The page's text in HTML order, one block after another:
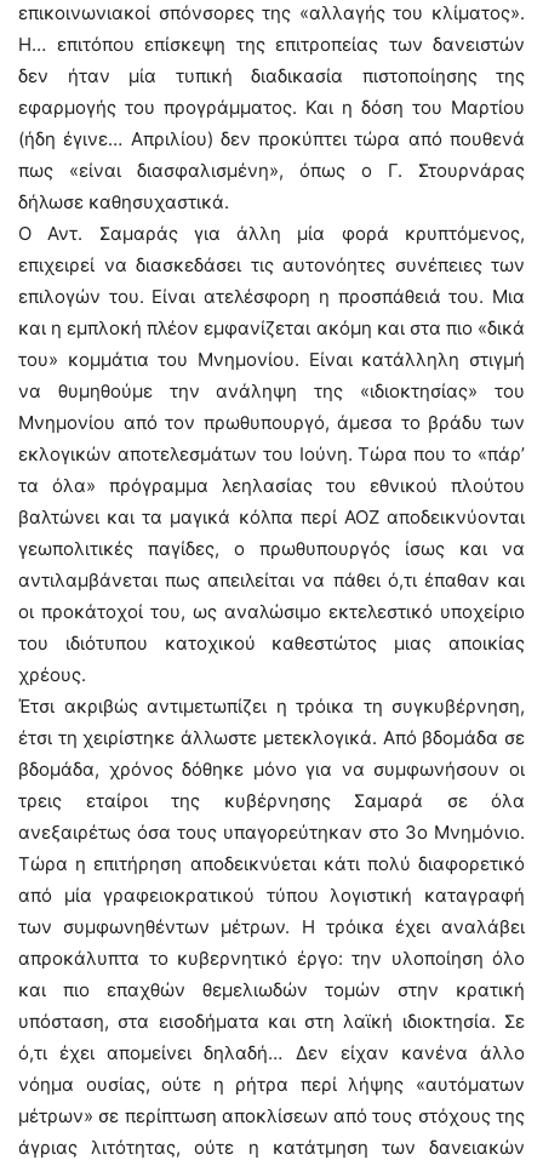
επικοινωνιακοί σπόνσορες της «αλλαγής του κλίματος».
Η… επιτόπου επίσκεψη της επιτροπείας των δανειστών
δεν ήταν μία τυπική διαδικασία πιστοποίησης της
εφαρμογής του προγράμματος. Και η δόση του Μαρτίου
(ήδη έγινε… Απριλίου) δεν προκύπτει τώρα από πουθενά
πως «είναι διασφαλισμένη», όπως ο Γ. Στουρνάρας
δήλωσε καθησυχαστικά.
Ο Αντ. Σαμαράς για άλλη μία φορά κρυπτόμενος,
επιχειρεί να διασκεδάσει τις αυτονόητες συνέπειες των
επιλογών του. Είναι ατελέσφορη η προσπάθειά του. Μια
και η εμπλοκή πλέον εμφανίζεται ακόμη και στα πιο «δικά
του» κομμάτια του Μνημονίου. Είναι κατάλληλη στιγμή
να θυμηθούμε την ανάληψη της «ιδιοκτησίας» του
Μνημονίου από τον πρωθυπουργό, άμεσα το βράδυ των
εκλογικών αποτελεσμάτων του Ιούνη. Τώρα που το «πάρ’
τα όλα» πρόγραμμα λεηλασίας του εθνικού πλούτου
βαλτώνει και τα μαγικά κόλπα περί ΑΟΖ αποδεικνύονται
γεωπολιτικές παγίδες, ο πρωθυπουργός ίσως και να
αντιλαμβάνεται πως απειλείται να πάθει ό,τι έπαθαν και
οι προκάτοχοί του, ως αναλώσιμο εκτελεστικό υποχείριο
του ιδιότυπου κατοχικού καθεστώτος μιας αποικίας
χρέους.
Έτσι ακριβώς αντιμετωπίζει η τρόικα τη συγκυβέρνηση,
έτσι τη χειρίστηκε άλλωστε μετεκλογικά. Από βδομάδα σε
βδομάδα, χρόνος δόθηκε μόνο για να συμφωνήσουν οι
τρεις εταίροι της κυβέρνησης Σαμαρά σε όλα
ανεξαιρέτως όσα τους υπαγορεύτηκαν στο 3ο Μνημόνιο.
Τώρα η επιτήρηση αποδεικνύεται κάτι πολύ διαφορετικό
από μία γραφειοκρατικού τύπου λογιστική καταγραφή
των συμφωνηθέντων μέτρων. Η τρόικα έχει αναλάβει
απροκάλυπτα το κυβερνητικό έργο: την υλοποίηση όλο
και πιο επαχθών θεμελιωδών τομών στην κρατική
υπόσταση, στα εισοδήματα και στη λαϊκή ιδιοκτησία. Σε
ό,τι έχει απομείνει δηλαδή… Δεν είχαν κανένα άλλο
νόημα ουσίας, ούτε η ρήτρα περί λήψης «αυτόματων
μέτρων» σε περίπτωση αποκλίσεων από τους στόχους της
άγριας λιτότητας, ούτε η κατάτμηση των δανειακών